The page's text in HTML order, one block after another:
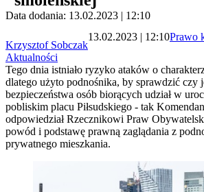
Data dodania: 13.02.2023 | 12:10
Krzysztof Sobczak
13.02.2023 | 12:10Prawo
Aktualności
Tego dnia istniało ryzyko ataków o
dlatego użyto podnośnika, by sprawdzić czy
bezpieczeństwa osób biorących udział w
pobliskim placu Piłsudskiego - tak
odpowiedział Rzecznikowi Praw
powód i podstawę prawną zaglądania z
prywatnego mieszkania.